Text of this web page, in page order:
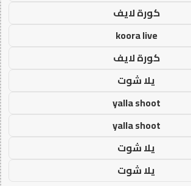
كورة لايف
koora live
كورة لايف
يلا شوت
yalla shoot
yalla shoot
يلا شوت
يلا شوت